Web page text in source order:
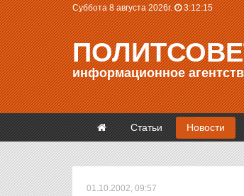
Суббота 8 августа 2026г. 3:12:15
информационное
Статьи Новости
01.10.2002, 09:57